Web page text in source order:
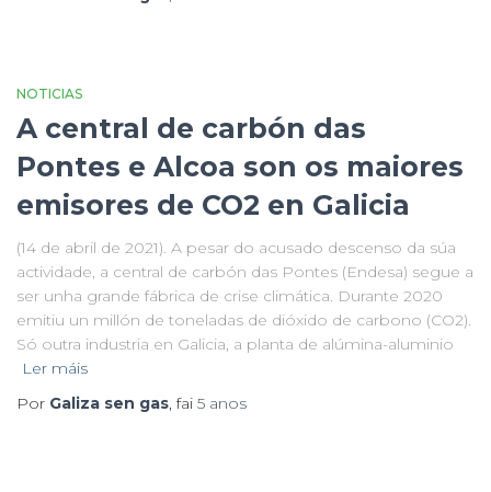
NOTICIAS
A central de carbón das
Pontes e Alcoa son os maiores
emisores de CO2 en Galicia
(14 de abril de 2021). A pesar do acusado descenso da súa
actividade, a central de carbón das Pontes (Endesa) segue a
ser unha grande fábrica de crise climática. Durante 2020
emitiu un millón de toneladas de dióxido de carbono (CO2).
Só outra industria en Galicia, a planta de alúmina-aluminio
Ler máis
Por Galiza sen gas, fai 5 anos